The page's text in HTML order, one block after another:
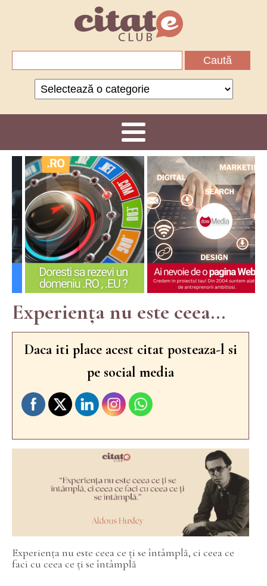
Categorii
Experiența nu este ceea...
Daca iti place acest citat posteaza-l si
pe social media
Experiența nu este ceea ce ți se întâmplă, ci ceea ce
faci cu ceea ce ți se întâmplă